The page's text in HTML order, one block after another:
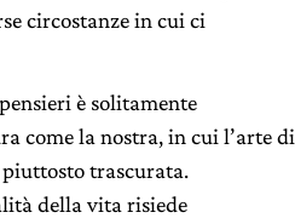
circostanze in cui ci
è solitamente
come la nostra, in cui l’arte di
piuttosto trascurata.
della vita risiede